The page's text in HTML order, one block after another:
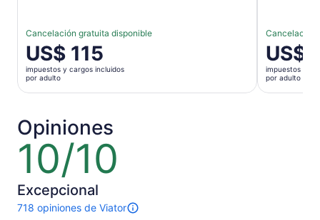
Cancelación gratuita disponible
El
precio
es
de
por
adulto
US$ 115
impuestos y cargos incluidos
por adulto
Cancelación
El
precio
es
de
US$
impuestos y
por adulto
Opiniones
10/10
10
10
Excepcional
718 opiniones de Viator
718